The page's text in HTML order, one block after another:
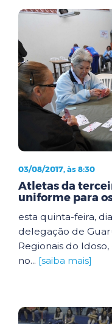
03/08/2017, às 8:30
Atletas da
uniforme para
esta quinta-feira,
delegação de
Regionais do
no... [saiba mais]